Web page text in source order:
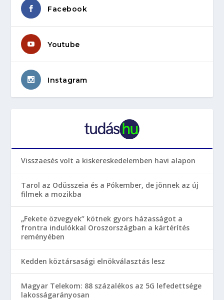
Facebook
Youtube
Instagram
Visszaesés volt a kiskereskedelemben havi alapon
Tarol az Odüsszeia és a Pókember, de jönnek az új
filmek a mozikba
„Fekete özvegyek” kötnek gyors házasságot a
frontra indulókkal Oroszországban a kártérítés
reményében
Kedden köztársasági elnökválasztás lesz
Magyar Telekom: 88 százalékos az 5G lefedettsége
lakosságarányosan